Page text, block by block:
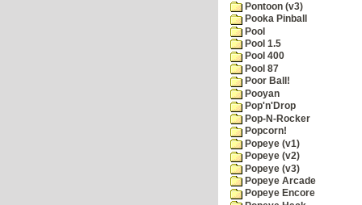
Pontoon (v3)
Pooka Pinball
Pool
Pool 1.5
Pool 400
Pool 87
Poor Ball!
Pooyan
Pop'n'Drop
Pop-N-Rocker
Popcorn!
Popeye (v1)
Popeye (v2)
Popeye (v3)
Popeye Arcade
Popeye Encore